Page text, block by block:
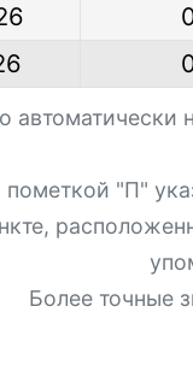
пометкой "П"
Более точные